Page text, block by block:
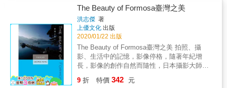
來。從中我們窺見國寶級大師的養成，與西方
攝影藝文家的撞擊，精采呈現日本戰後寫真風
華年代的一頁傳奇。 ˙本書蒐錄67幅照片、雜誌
封面及海報。 & ●二部作 《我思我想：我的寫
真觀》 細江英公的「現今」。
語， 假如用心體會，你會感悟一種深情的隱
喻。 雖然有時我和那石頭一樣堅硬， 但柔軟的
內心裡，想要表達的皆已化成了石頭無盡的言
語。 有些話無法對你當面訴說， 走到世界各
地， 我把內心的言語說予清風與明月， 至於我
們之間的祕密， 就留在天涯海角直到海枯石
爛。 更多精彩內容請見
http://www.pressstore.com.tw/freereading/
The Beauty of Formosa臺灣之美
洪志傑 著
上優文化 出版
2020/01/22 出版
The Beauty of Formosa臺灣之美 拍照、攝
影、生活中的記憶，影像停格，隨著年紀增
長，影像的創作自然而隨性，日本攝影大師森
路上」。好照片總在日常生活中，信手拈來，
9 折 特價 342 元